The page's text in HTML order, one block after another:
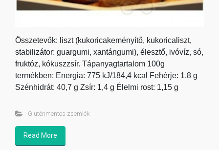
Összetevők: liszt (kukoricakeményítő, kukoricaliszt,
stabilizátor: guargumi, xantángumi), élesztő, ivóvíz, só,
fruktóz, kókuszzsír. Tápanyagtartalom 100g
termékben: Energia: 775 kJ/184,4 kcal Fehérje: 1,8 g
Szénhidrát: 40,7 g Zsír: 1,4 g Élelmi rost: 1,15 g
Gluténmentes zsemlék
Read More